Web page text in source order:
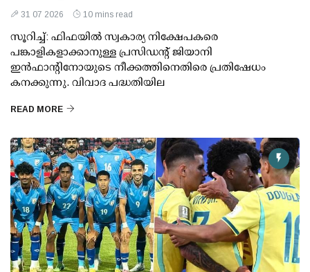
31 07 2026 10 mins read
സൂറിച്ച്: ഫിഫയില്‍ സ്വകാര്യ നിക്ഷേപകരെ
പങ്കാളികളാക്കാനുള്ള പ്രസിഡന്റ് ജിയാനി
ഇന്‍ഫാന്റിനോയുടെ നീക്കത്തിനെതിരെ പ്രതിഷേധം
കനക്കുന്നു. വിവാദ പദ്ധതിയില
READ MORE